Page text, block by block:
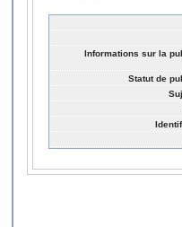
Informations sur la
Statut de